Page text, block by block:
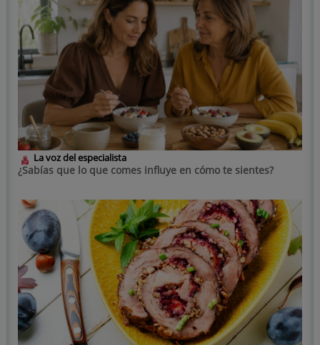
La voz del especialista
¿Sabías que lo que comes influye en cómo te sientes?